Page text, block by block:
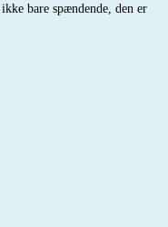
bare spændende, den er